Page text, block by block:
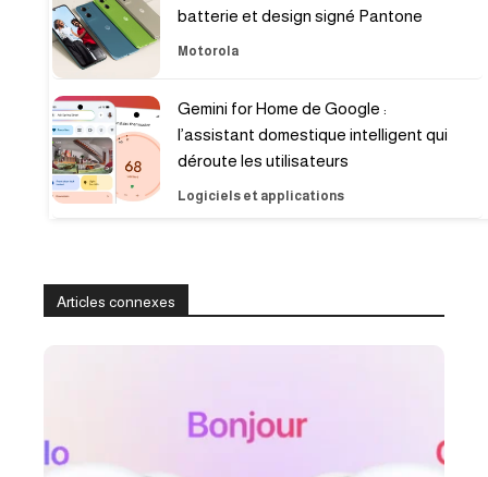
batterie et design signé Pantone
Motorola
Gemini for Home de Google :
l’assistant domestique intelligent qui
déroute les utilisateurs
Logiciels et applications
Articles connexes